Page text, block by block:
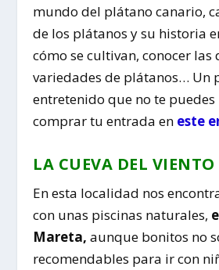
mundo del plátano canario,
de los plátanos y su historia
cómo se cultivan, conocer las
variedades de plátanos… Un
entretenido que no te puedes
comprar tu entrada en este
LA CUEVA DEL VIENTO
En esta localidad nos
con unas piscinas naturales,
Mareta, aunque bonitos no
recomendables para ir con